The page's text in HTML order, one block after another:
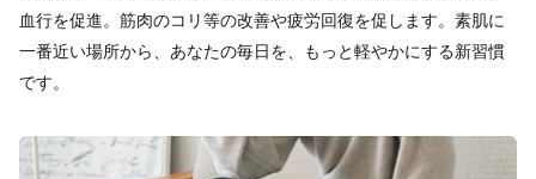
血行を促進。筋肉のコリ等の改善や疲労回復を促します。素肌に
一番近い場所から、あなたの毎日を、もっと軽やかにする新習慣
です。